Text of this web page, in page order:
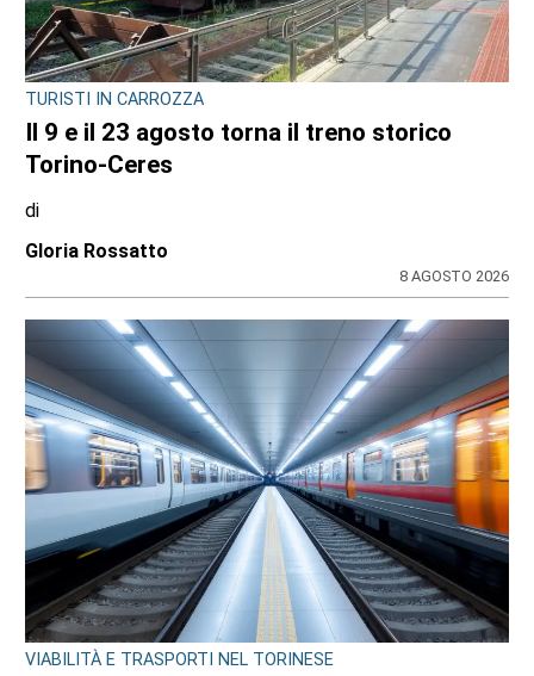
TURISTI IN CARROZZA
Il 9 e il 23 agosto torna il treno storico
Torino-Ceres
di
Gloria Rossatto
8 AGOSTO 2026
VIABILITÀ E TRASPORTI NEL TORINESE